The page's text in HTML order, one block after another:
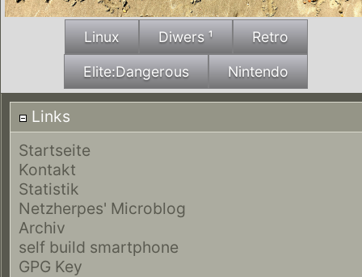
Linux Diwers ¹ Retro
Elite:Dangerous Nintendo
Links
Startseite
Kontakt
Statistik
Netzherpes' Microblog
Archiv
self build smartphone
GPG Key